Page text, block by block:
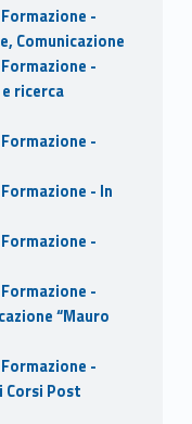
-
Comunicazione
-
ricerca
-
- In
-
-
“Mauro
-
Post